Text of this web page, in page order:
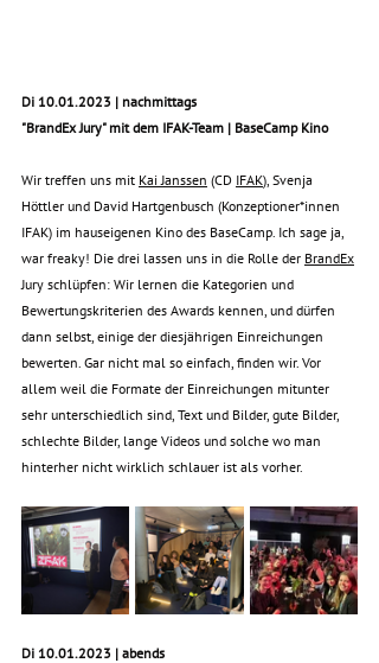
Di 10.01.2023 | nachmittags
"BrandEx Jury" mit dem IFAK-Team | BaseCamp Kino
Wir treffen uns mit Kai Janssen (CD IFAK), Svenja
Höttler und David Hartgenbusch (Konzeptioner*innen
IFAK) im hauseigenen Kino des BaseCamp. Ich sage ja,
war freaky! Die drei lassen uns in die Rolle der BrandEx
Jury schlüpfen: Wir lernen die Kategorien und
Bewertungskriterien des Awards kennen, und dürfen
dann selbst, einige der diesjährigen Einreichungen
bewerten. Gar nicht mal so einfach, finden wir. Vor
allem weil die Formate der Einreichungen mitunter
sehr unterschiedlich sind, Text und Bilder, gute Bilder,
schlechte Bilder, lange Videos und solche wo man
hinterher nicht wirklich schlauer ist als vorher.
Di 10.01.2023 | abends